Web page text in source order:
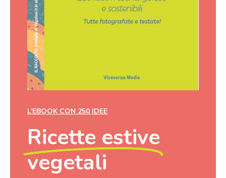
L’EBOOK CON 250 IDEE
Ricette estive
vegetali